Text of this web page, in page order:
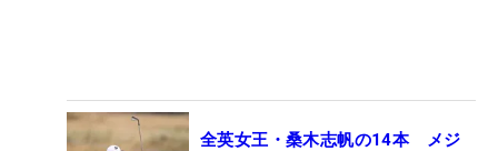
全英女王・桑木志帆の14本 メジ